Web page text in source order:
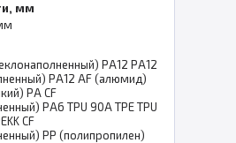
мм
PA12 PA12
PA12 AF (алюмид)
PA CF
PA6 TPU 90A TPE TPU
CF
PP (полипропилен)